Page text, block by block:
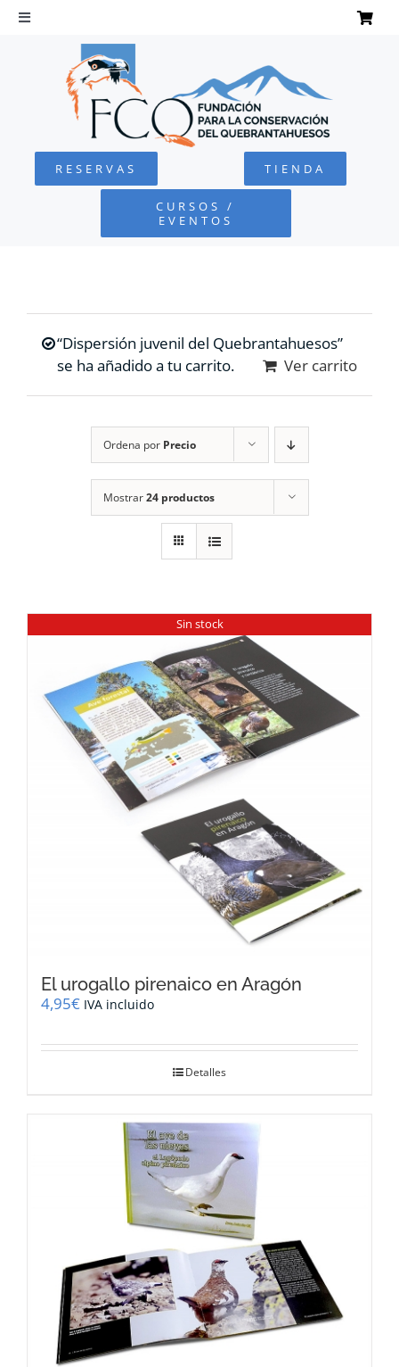
Saltar
Toggle
Navigation
QUEBRANTAHUESOS
FUNDACIÓN
COLABORA
RESERVAS TIENDA
CURSOS /
EVENTOS
“Dispersión juvenil del Quebrantahuesos”
se ha añadido a tu carrito.
Ver carrito
Ordena por Precio
Mostrar24 productos
Sin stock
El urogallo pirenaico en Aragón
4,95€ IVA incluido
Detalles